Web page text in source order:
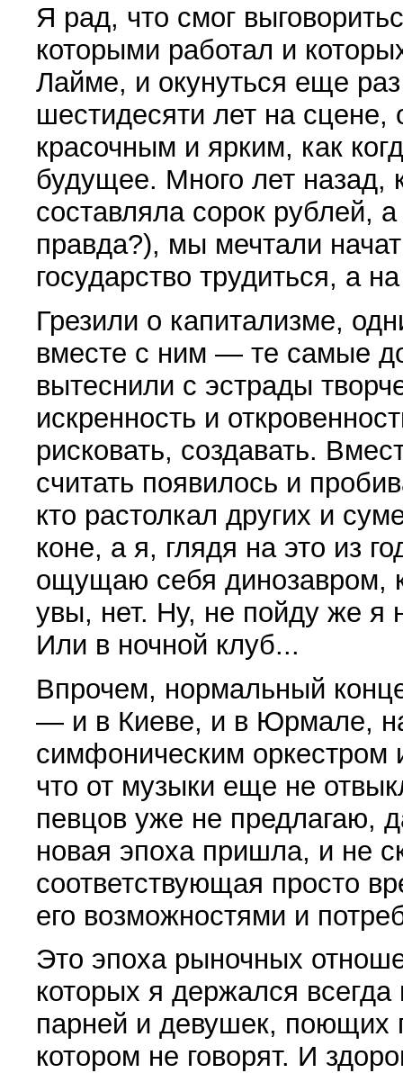
Я рад, что смог
которыми работал и
Лайме, и окунуться еще
шестидесяти лет на
красочным и ярким, как
будущее. Много лет назад,
составляла сорок
правда?), мы мечтали
государство трудиться, а
Грезили о капитализме,
вместе с ним — те самые
вытеснили с эстрады
искренность и
рисковать, создавать.
считать появилось и
кто растолкал других и
коне, а я, глядя на это из
ощущаю себя динозавром,
увы, нет. Ну, не пойду же я
Или в ночной клуб...
Впрочем, нормальный
— и в Киеве, и в Юрмале,
симфоническим оркестром
что от музыки еще не
певцов уже не предлагаю,
новая эпоха пришла, и не
соответствующая просто
его возможностями и
Это эпоха рыночных
которых я держался
парней и девушек, поющих
котором не говорят. И